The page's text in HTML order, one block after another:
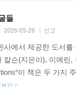
당사자는 자신의
아니다. 오히려 많
해를 지닌 사회, 그
니즘 담론에서도 이
대해 잘못되고 해
서는 예속된 지식을
두고 당사자의 주
식으로 그려졌던 중
듣지 못했던 선명
들
2026-05-28 신고
사에서 제공한 도서
칼슨(지은이), 이예린,
이 책은 두 가지